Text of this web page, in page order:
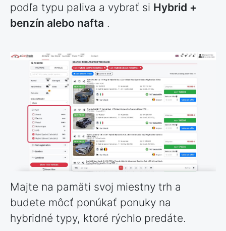
podľa typu paliva a vybrať si Hybrid +
benzín alebo nafta .
Majte na pamäti svoj miestny trh a
budete môcť ponúkať ponuky na
hybridné typy, ktoré rýchlo predáte.